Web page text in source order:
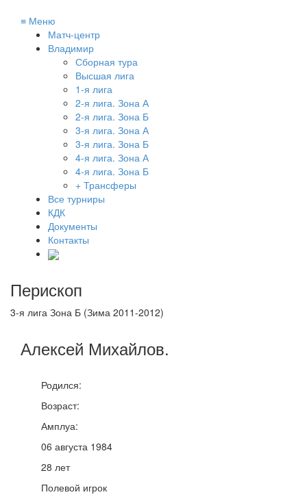
≡ Меню
Матч-центр
Владимир
Сборная тура
Высшая лига
1-я лига
2-я лига. Зона А
2-я лига. Зона Б
3-я лига. Зона А
3-я лига. Зона Б
4-я лига. Зона А
4-я лига. Зона Б
+ Трансферы
Все турниры
КДК
Документы
Контакты
Перископ
3-я лига Зона Б (Зима 2011-2012)
Алексей Михайлов.
Родился:
Возраст:
Амплуа:
06 августа 1984
28 лет
Полевой игрок